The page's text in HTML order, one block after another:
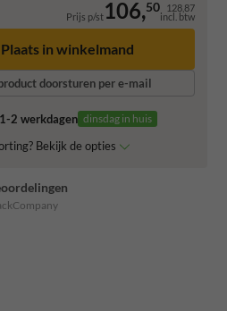
Prijs p/st106,50 128,87
incl. btw
Plaats in winkelmand
doorsturen per e-mail
2 werkdagen dinsdag in huis
Bekijk de opties